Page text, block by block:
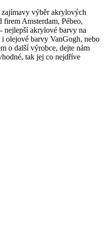
výběr akrylových
firem Amsterdam, Pébeo,
nejlepší akrylové barvy na
olejové barvy VanGogh, nebo
o další výrobce, dejte nám
tak jej co nejdříve